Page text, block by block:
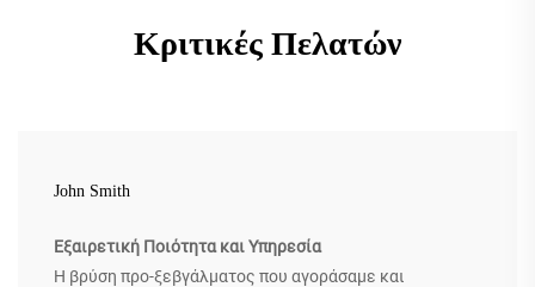
Κριτικές Πελατών
John Smith
Εξαιρετική Ποιότητα και Υπηρεσία
Η βρύση προ-ξεβγάλματος που αγοράσαμε και